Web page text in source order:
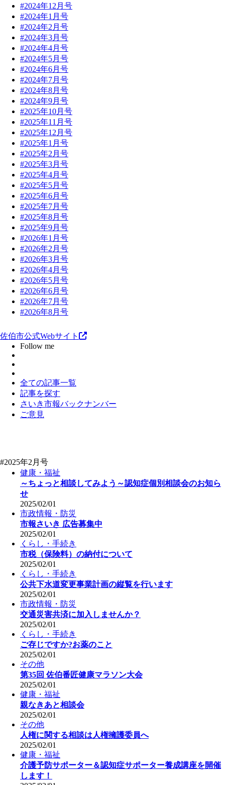
#2024年12月号
#2024年1月号
#2024年2月号
#2024年3月号
#2024年4月号
#2024年5月号
#2024年6月号
#2024年7月号
#2024年8月号
#2024年9月号
#2025年10月号
#2025年11月号
#2025年12月号
#2025年1月号
#2025年2月号
#2025年3月号
#2025年4月号
#2025年5月号
#2025年6月号
#2025年7月号
#2025年8月号
#2025年9月号
#2026年1月号
#2026年2月号
#2026年3月号
#2026年4月号
#2026年5月号
#2026年6月号
#2026年7月号
#2026年8月号
佐伯市公式Webサイト
Follow me
全ての記事一覧
記事を探す
さいき市報バックナンバー
ご意見
#2025年2月号
健康・福祉
～ちょっと相談してみよう～認知症個別相談会のお知ら
せ
2025/02/01
市政情報・防災
市報さいき 広告募集中
2025/02/01
くらし・手続き
市税（保険料）の納付について
2025/02/01
くらし・手続き
公共下水道変更事業計画の縦覧を行います
2025/02/01
市政情報・防災
交通災害共済に加入しませんか？
2025/02/01
くらし・手続き
ご存じですか?お薬のこと
2025/02/01
その他
第35回 佐伯番匠健康マラソン大会
2025/02/01
健康・福祉
親なきあと相談会
2025/02/01
その他
人権に関する相談は人権擁護委員へ
2025/02/01
健康・福祉
介護予防サポーター＆認知症サポーター養成講座を開催
します！